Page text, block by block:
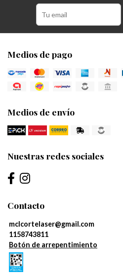
Medios de pago
Medios de envío
Nuestras redes sociales
Contacto
mclcortelaser@gmail.com
1158743811
Botón de arrepentimiento